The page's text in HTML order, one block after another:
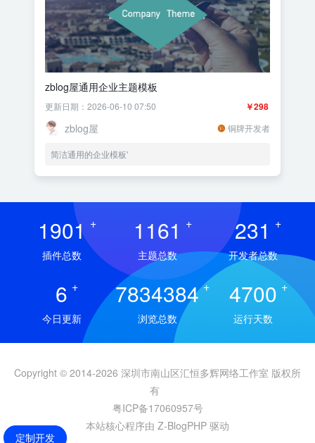
zblog屋通用企业主题模板
￥298
更新日期：2026-06-10 07:50
zblog屋 铜牌开发者
简洁通用的企业模板'
1901 +
插件总数
1161 +
主题总数
231 +
开发者总数
6 +
今日更新
7834384 +
浏览总数
4700 +
运行天数
Copyright © 2014-2026 深圳市南山区汇恒多辉网络工作室 版权所
有
粤ICP备17060957号
本站核心程序由 Z-BlogPHP 驱动
定制开发